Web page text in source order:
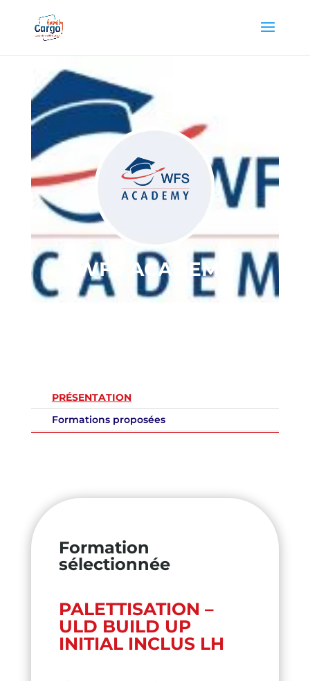
WFS ACADEMY
PRÉSENTATION
Formations proposées
Formation
sélectionnée
PALETTISATION –
ULD BUILD UP
INITIAL INCLUS LH